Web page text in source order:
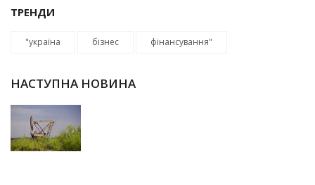
ТРЕНДИ
"україна бізнес фінансування"
НАСТУПНА НОВИНА